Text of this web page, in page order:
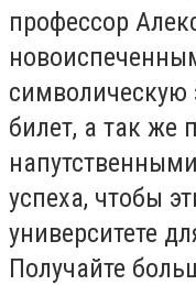
профессор
символическую
билет, а так же
успеха, чтобы
университете
Получайте